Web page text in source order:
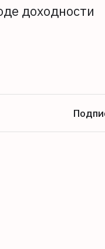
доходности